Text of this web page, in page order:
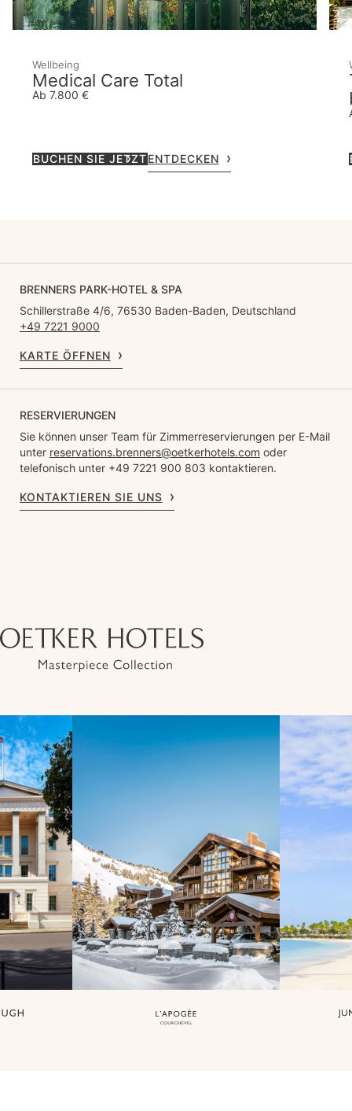
Wellbeing
Medical Care Total
Ab 7.800 €
BUCHEN SIE JETZTENTDECKEN
BRENNERS PARK-HOTEL & SPA
Schillerstraße 4/6, 76530 Baden-Baden, Deutschland
+49 7221 9000
KARTE ÖFFNEN
RESERVIERUNGEN
Sie können unser Team für Zimmerreservierungen per E-Mail
unter reservations.brenners@oetkerhotels.com oder
telefonisch unter +49 7221 900 803 kontaktieren.
KONTAKTIEREN SIE UNS